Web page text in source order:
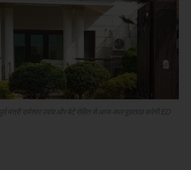
मंत्री रामेश्वर उरांव और बेटे रोहित से आज-कल पूछताछ करेगी ED